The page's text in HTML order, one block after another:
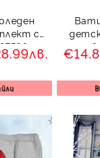
с
панда